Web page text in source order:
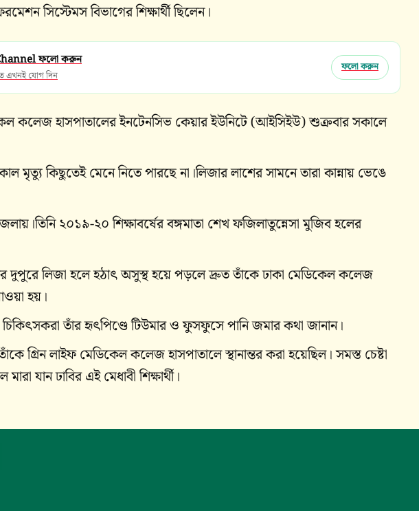
সিস্টেমস বিভাগের শিক্ষার্থী ছিলেন।
ফলো করুন
এখনই যোগ দিন
ফলো করুন
কলেজ হাসপাতালের ইনটেনসিভ কেয়ার ইউনিটে (আইসিইউ) শুক্রবার সকালে
মৃত্যু কিছুতেই মেনে নিতে পারছে না।লিজার লাশের সামনে তারা কান্নায় ভেঙে
২০১৯-২০ শিক্ষাবর্ষের বঙ্গমাতা শেখ ফজিলাতুন্নেসা মুজিব হলের
দুপুরে লিজা হলে হঠাৎ অসুস্থ হয়ে পড়লে দ্রুত তাঁকে ঢাকা মেডিকেল কলেজ
হয়।
চিকিৎসকরা তাঁর হৃৎপিণ্ডে টিউমার ও ফুসফুসে পানি জমার কথা জানান।
গ্রিন লাইফ মেডিকেল কলেজ হাসপাতালে স্থানান্তর করা হয়েছিল। সমস্ত চেষ্টা
যান ঢাবির এই মেধাবী শিক্ষার্থী।